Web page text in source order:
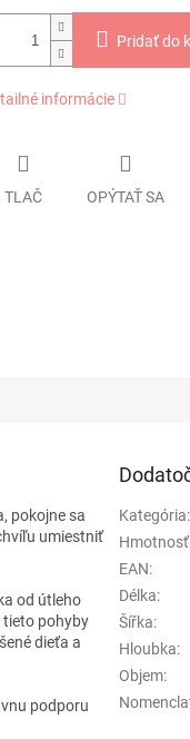
Pridať do
informácie
TLAČ OPÝTAŤ SA
pokojne sa
umiestniť
od útleho
tieto pohyby
dieťa a
podporu
Kategória:
Hmotnosť
EAN:
Délka:
Šířka:
Hloubka:
Objem: